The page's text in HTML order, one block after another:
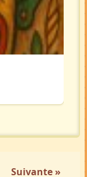
Suivante »